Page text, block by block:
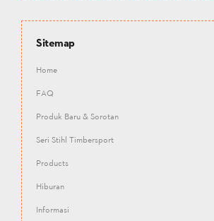
Sitemap
Home
FAQ
Produk Baru & Sorotan
Seri Stihl Timbersport
Products
Hiburan
Informasi